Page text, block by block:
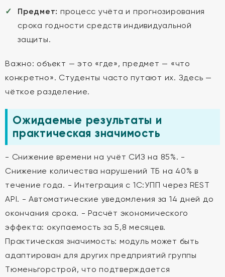
Предмет: процесс учёта и прогнозирования
срока годности средств индивидуальной
защиты.
Важно: объект — это «где», предмет — «что
конкретно». Студенты часто путают их. Здесь —
чёткое разделение.
Ожидаемые результаты и
практическая значимость
- Снижение времени на учёт СИЗ на 85%. -
Снижение количества нарушений ТБ на 40% в
течение года. - Интеграция с 1С:УПП через REST
API. - Автоматические уведомления за 14 дней до
окончания срока. - Расчёт экономического
эффекта: окупаемость за 5,8 месяцев.
Практическая значимость: модуль может быть
адаптирован для других предприятий группы
Тюменьгорстрой, что подтверждается